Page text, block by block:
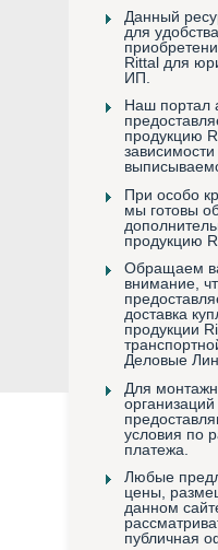
Данный
для
Rittal для
ИП.
Наш портал
продукцию
При особо
мы готовы
продукцию
Обращаем
внимание,
доставка
продукции
Деловые
Для
организаций
условия по
платежа.
Любые
цены,
данном
публичная